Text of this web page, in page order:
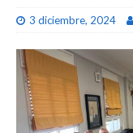
3 diciembre, 2024